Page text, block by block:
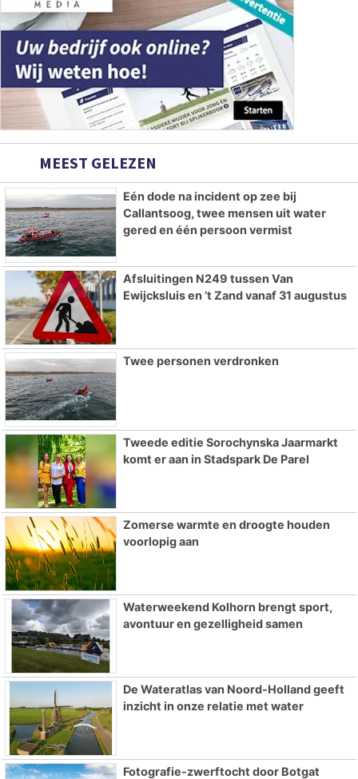
MEEST GELEZEN
Eén dode na incident op zee bij
Callantsoog, twee mensen uit water
gered en één persoon vermist
Afsluitingen N249 tussen Van
Ewijcksluis en ’t Zand vanaf 31 augustus
Twee personen verdronken
Tweede editie Sorochynska Jaarmarkt
komt er aan in Stadspark De Parel
Zomerse warmte en droogte houden
voorlopig aan
Waterweekend Kolhorn brengt sport,
avontuur en gezelligheid samen
De Wateratlas van Noord-Holland geeft
inzicht in onze relatie met water
Fotografie-zwerftocht door Botgat